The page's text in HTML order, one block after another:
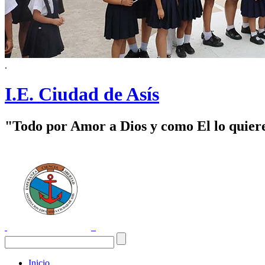
.
I.E. Ciudad de Asís
"Todo por Amor a Dios y como El lo
Inicio